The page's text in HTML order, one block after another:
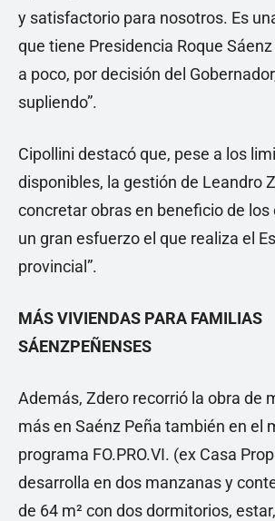
y satisfactorio para nosotros. Es
que tiene Presidencia Roque
a poco, por decisión del
supliendo”.
Cipollini destacó que, pese a los
disponibles, la gestión de Leandro
concretar obras en beneficio de los
un gran esfuerzo el que realiza el
provincial”.
MÁS VIVIENDAS PARA FAMILIAS
SÁENZPEÑENSES
Además, Zdero recorrió la obra de
más en Saénz Peña también en el
programa FO.PRO.VI. (ex Casa
desarrolla en dos manzanas y
de 64 m² con dos dormitorios,